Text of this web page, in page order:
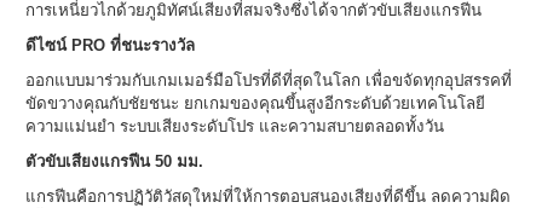
การเหนี่ยวไกด้วยภูมิทัศน์เสียงที่สมจริงซึ่งได้จากตัวขับเสียงแกรฟีน
ดีไซน์ PRO ที่ชนะรางวัล
ออกแบบมาร่วมกับเกมเมอร์มือโปรที่ดีที่สุดในโลก เพื่อขจัดทุกอุปสรรคที่
ขัดขวางคุณกับชัยชนะ ยกเกมของคุณขึ้นสูงอีกระดับด้วยเทคโนโลยี
ความแม่นยำ ระบบเสียงระดับโปร และความสบายตลอดทั้งวัน
ตัวขับเสียงแกรฟีน 50 มม.
แกรฟีนคือการปฏิวัติวัสดุใหม่ที่ให้การตอบสนองเสียงที่ดีขึ้น ลดความผิด